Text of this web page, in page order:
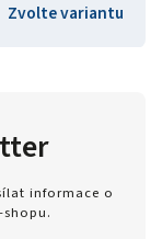
Zvolte variantu
informace o